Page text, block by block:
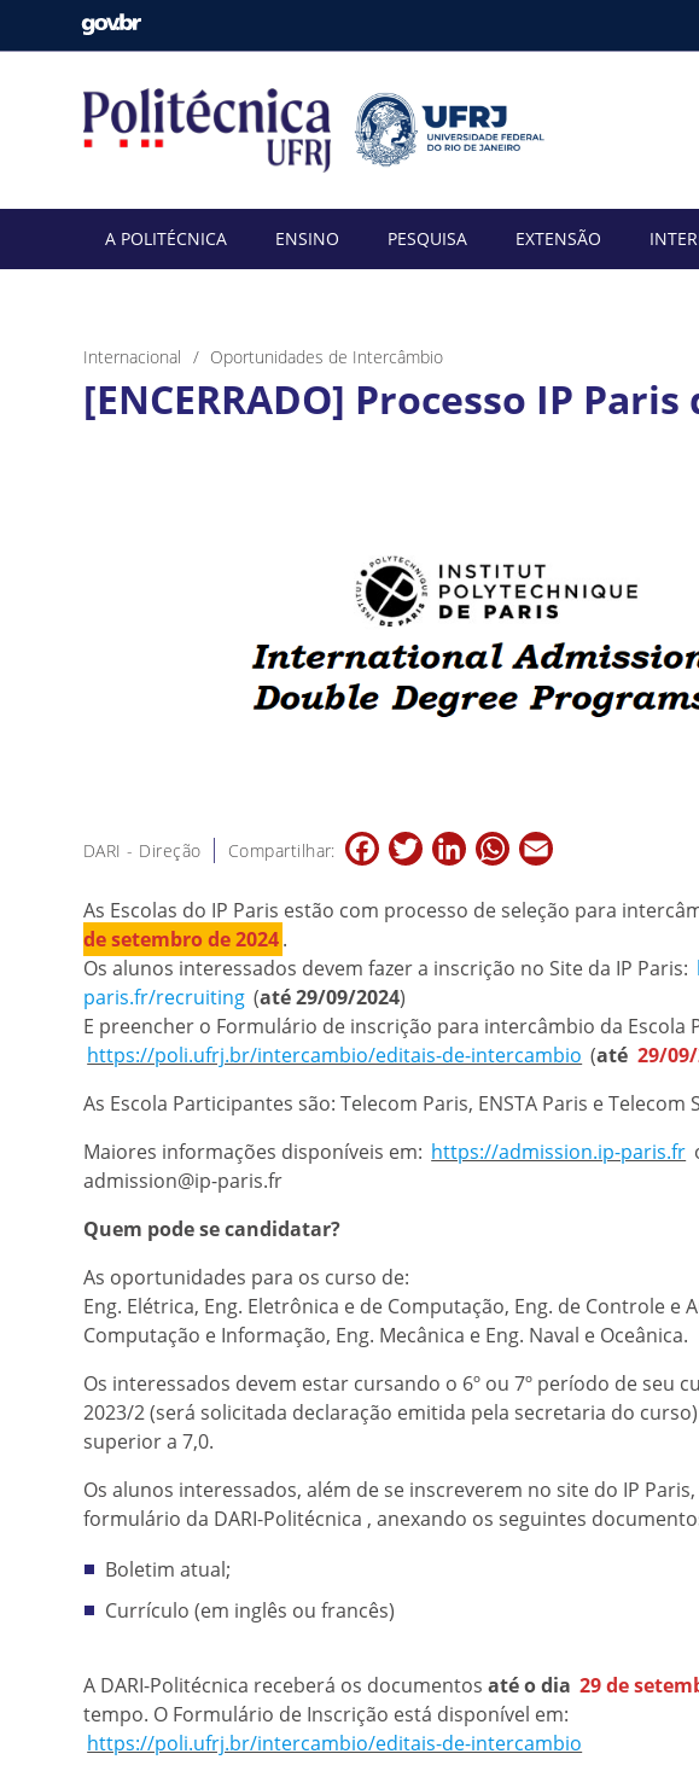
A POLITÉCNICA ENSINO PESQUISA EXTENSÃO
Internacional Oportunidades de Intercâmbio
[ENCERRADO] Processo IP
DARI - Direção Compartilhar: Facebook
TwitterLinkedInWhatsApp
Email
As Escolas do IP Paris estão com processo de seleção para
de setembro de 2024.
Os alunos interessados devem fazer a inscrição no Site da IP Paris:
paris.fr/recruiting (até 29/09/2024)
E preencher o Formulário de inscrição para intercâmbio da Escola
https://poli.ufrj.br/intercambio/editais-de-intercambio (até 29/
As Escola Participantes são: Telecom Paris, ENSTA Paris e Telecom
Maiores informações disponíveis em: https://admission.ip-paris.fr
admission@ip-paris.fr
Quem pode se candidatar?
As oportunidades para os curso de:
Eng. Elétrica, Eng. Eletrônica e de Computação, Eng. de Controle e
Computação e Informação, Eng. Mecânica e Eng. Naval e Oceânica.
Os interessados devem estar cursando o 6º ou 7º período de seu
2023/2 (será solicitada declaração emitida pela secretaria do
superior a 7,0.
Os alunos interessados, além de se inscreverem no site do IP
formulário da DARI-Politécnica , anexando os seguintes
Boletim atual;
Currículo (em inglês ou francês)
A DARI-Politécnica receberá os documentos até o dia 29 de
tempo. O Formulário de Inscrição está disponível em:
https://poli.ufrj.br/intercambio/editais-de-intercambio